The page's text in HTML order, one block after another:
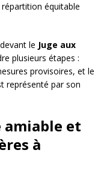
équitable
le Juge aux
plusieurs étapes :
provisoires, et le
représenté par son
et
à